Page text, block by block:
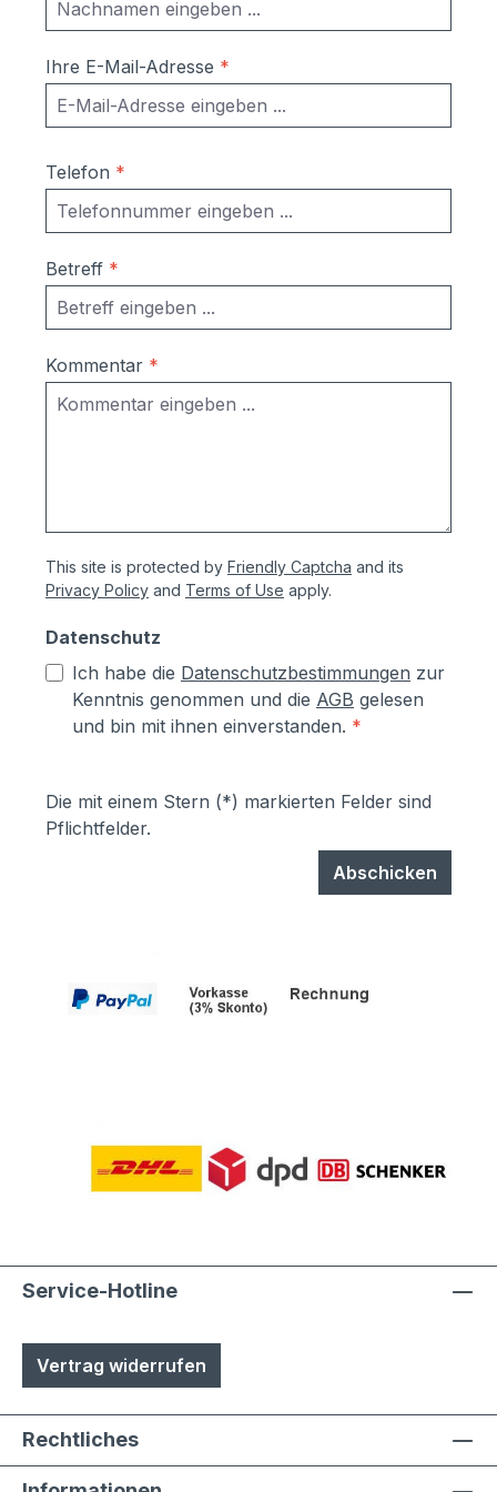
werden Ihnen ein kostenfreies,
individuelles Angebot zusenden.
Ihre E-Mail-Adresse *
Telefon *
Betreff *
Kommentar *
This site is protected by Friendly Captcha and its
Privacy Policy and Terms of Use apply.
Datenschutz
Ich habe die Datenschutzbestimmungen zur
Kenntnis genommen und die AGB gelesen
und bin mit ihnen einverstanden. *
Die mit einem Stern (*) markierten Felder sind
Pflichtfelder.
Abschicken
Service-Hotline
Vertrag widerrufen
Rechtliches